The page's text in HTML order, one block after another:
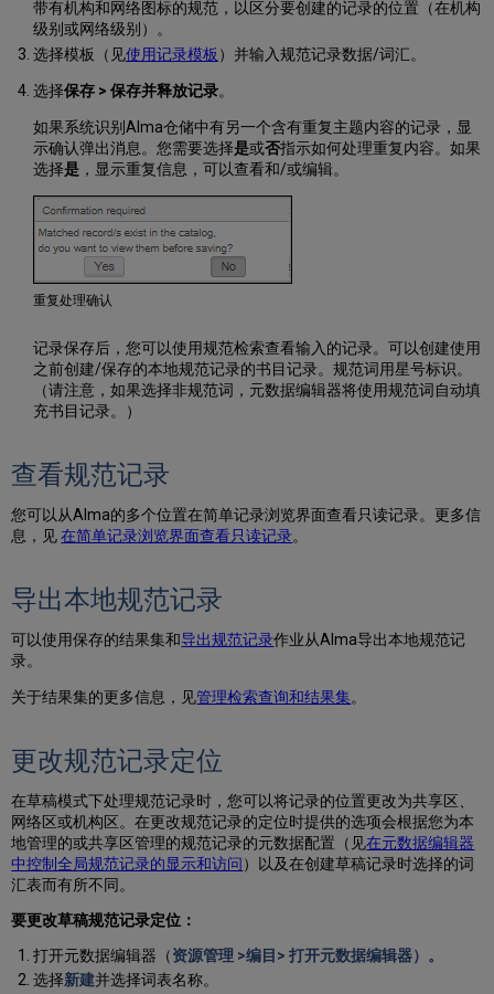
范
记
录
存
时
分
配
编
目
级
别
自
动
检
记
录
版
本
展
规
范
字
段
于
规
范
书
字
带有机构和网络图标的规范，以区分要创建的记录的位置（在机构
级别或网络级别）。
选择模板（见使用记录模板 ）并输入规范记录数据/词汇。
选择保存> 保存并释放记录。
如果系统识别Alma仓储中有另一个含有重复主题内容的记录，显
示确认弹出消息。您需要选择是或否指示如何处理重复内容。如果
选择是，显示重复信息，可以查看和/或编辑。
重复处理确认
记录保存后，您可以使用规范检索查看输入的记录。可以创建使用
之前创建/保存的本地规范记录的书目记录。规范词用星号标识。
（请注意，如果选择非规范词，元数据编辑器将使用规范词自动填
充书目记录。）
查看规范记录
您可以从Alma的多个位置在简单记录浏览界面查看只读记录。更多信
息，见在简单记录浏览界面查看只读记录。
导出本地规范记录
可以使用保存的结果集和导出规范记录作业从Alma导出本地规范记
录。
关于结果集的更多信息，见管理检索查询和结果集。
更改规范记录定位
在草稿模式下处理规范记录时，您可以将记录的位置更改为共享区、
网络区或机构区。在更改规范记录的定位时提供的选项会根据您为本
地管理的或共享区管理的规范记录的元数据配置（见在元数据编辑器
中控制全局规范记录的显示和访问）以及在创建草稿记录时选择的词
汇表而有所不同。
要更改草稿规范记录定位：
打开元数据编辑器（资源管理 >编目> 打开元数据编辑器）。
选择新建并选择词表名称。